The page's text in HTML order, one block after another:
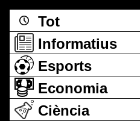
Tot
Informatius
Esports
Economia
Ciència